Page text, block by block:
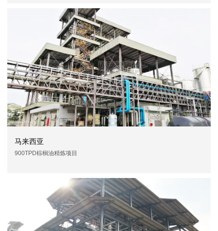
马来西亚
900TPD棕榈油精炼项目